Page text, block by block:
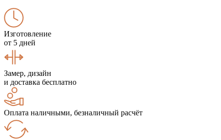
Изготовление
от 5 дней
Замер, дизайн
и доставка бесплатно
Оплата наличными, безналичный расчёт